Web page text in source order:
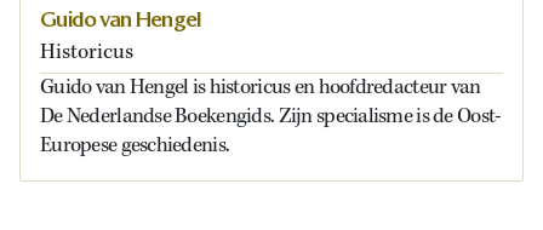
Guido van Hengel
Historicus
Guido van Hengel is historicus en hoofdredacteur van
De Nederlandse Boekengids. Zijn specialisme is de Oost-
Europese geschiedenis.